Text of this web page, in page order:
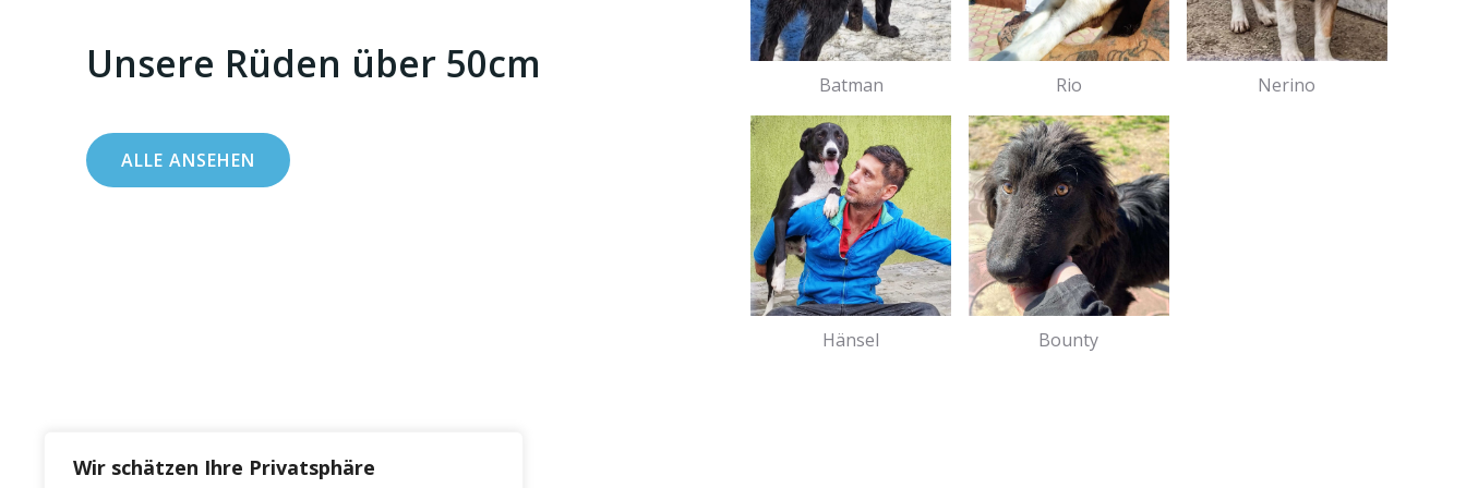
Wir schätzen Ihre Privatsphäre
Unsere Rüden über 50cm
ALLE ANSEHEN
Batman Rio Nerino
Hänsel Bounty